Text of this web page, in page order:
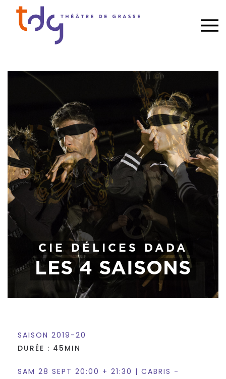
CIE DÉLICES DADA
LES 4 SAISONS
SAISON 2019-20
DURÉE : 45MIN
SAM 28 SEPT 20:00 + 21:30 | CABRIS -